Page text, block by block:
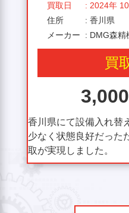
買取日
: 2024年
住所
: 香川県
メーカー
: DMG森精
買
香川県にて設備入れ替
少なく状態良好だった
取が実現しました。